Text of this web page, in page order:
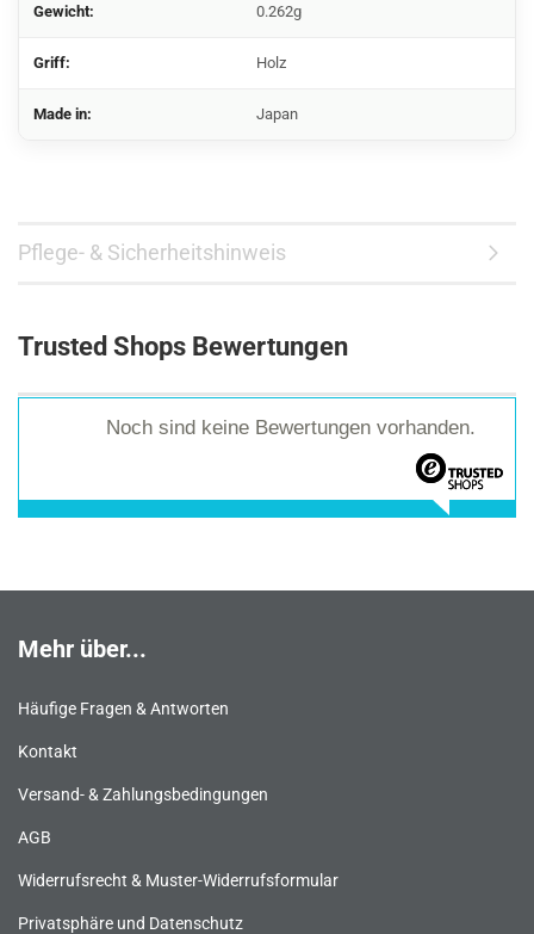
Gewicht: 0.262g
Griff: Holz
Made in: Japan
Pflege- & Sicherheitshinweis
Trusted Shops Bewertungen
Noch sind keine Bewertungen vorhanden.
Mehr über...
Häufige Fragen & Antworten
Kontakt
Versand- & Zahlungsbedingungen
AGB
Widerrufsrecht & Muster-Widerrufsformular
Privatsphäre und Datenschutz